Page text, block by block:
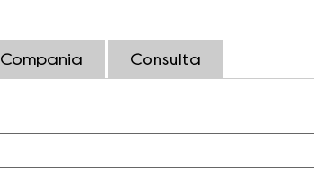
Compañía Consulta